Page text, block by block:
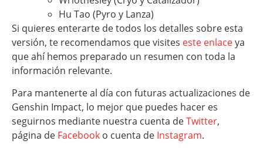
Hu Tao (Pyro y Lanza)
Si quieres enterarte de todos los detalles sobre esta
versión, te recomendamos que visites este enlaceya
que ahí hemos preparado un resumen con toda la
información relevante.
Para mantenerte al día con futuras actualizaciones de
Genshin Impact, lo mejor que puedes hacer es
seguirnos mediante nuestra cuenta deTwitter,
página de Facebook o cuenta de Instagram.